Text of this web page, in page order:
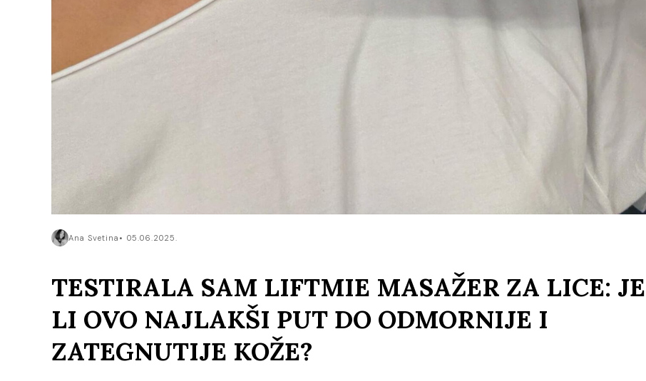
Ana Svetina 05.06.2025.
TESTIRALA SAM LIFTMIE MASAŽER ZA LICE: JE
LI OVO NAJLAKŠI PUT DO ODMORNIJE I
ZATEGNUTIJE KOŽE?